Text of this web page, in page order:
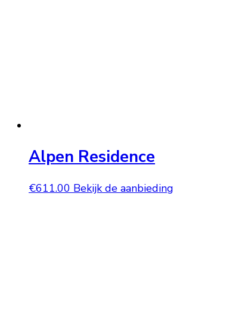
Alpen Residence
€611.00 Bekijk de aanbieding